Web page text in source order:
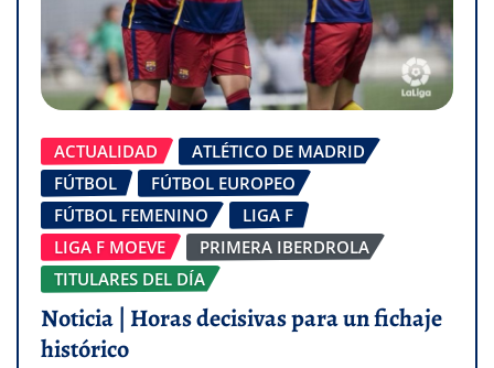
ACTUALIDAD
ATLÉTICO DE MADRID
FÚTBOL
FÚTBOL EUROPEO
FÚTBOL FEMENINO
LIGA F
LIGA F MOEVE
PRIMERA IBERDROLA
TITULARES DEL DÍA
Noticia | Horas decisivas para un fichaje
histórico